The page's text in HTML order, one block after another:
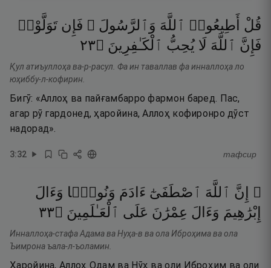
قُلْ أَطِيعُوا۟ ٱللَّهَ وَٱلرَّسُولَ ۖ فَإِن تَوَلَّوْا۟
فَإِنَّ ٱللَّهَ لَا يُحِبُّ ٱلْكَـٰفِرِينَ ۝٣٢
Қул атиъуллоҳа ва-р-расул. Фа ин таваллав фа инналлоҳа ло
юҳиббу-л-кофирин.
Бигӯ: «Аллоҳ ва пайғамбарро фармон баред. Пас,
агар рӯ гардонед, ҳаройина, Аллоҳ кофиронро дӯст
надорад».
3:32 тафсир
۞ إِنَّ ٱللَّهَ ٱصْطَفَىٰٓ ءَادَمَ وَنُوحًۭا وَءَالَ
إِبْرَٰهِيمَ وَءَالَ عِمْرَٰنَ عَلَى ٱلْعَـٰلَمِينَ ۝٣٣
Инналлоҳа-стафа Адама ва Нуҳа-в ва ола Иброҳима ва ола
Ъимрона ъала-л-ъоламин.
Ҳаройина, Аллоҳ Одам ва Нӯҳ ва оли Иброҳим ва оли